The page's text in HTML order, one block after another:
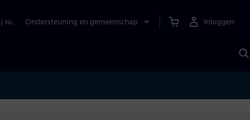
| NL Ondersteuning en gemeenschap Inloggen